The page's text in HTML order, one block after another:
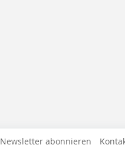
Newsletter abonnieren